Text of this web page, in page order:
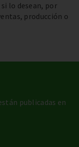
lo desean, por
producción o
publicadas en